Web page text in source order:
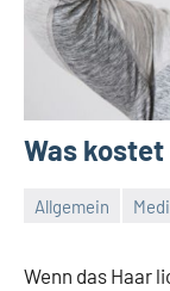
Was
Allgemein
Redaktion
Keine
Wenn das Haar